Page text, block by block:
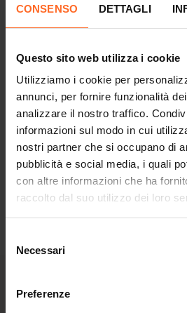
CONSENSO DETTAGLI
Questo sito web utilizza i cookie
Utilizziamo i cookie per
annunci, per fornire funzionalità
analizzare il nostro traffico.
informazioni sul modo in cui
nostri partner che si occupano di
pubblicità e social media, i quali
con altre informazioni che ha
raccolto dal suo utilizzo dei loro
delNecessari
Preferenze